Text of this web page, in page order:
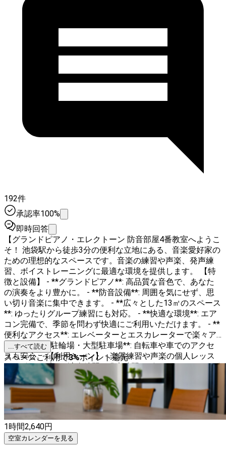
192件
承認率100%
即時回答
【グランドピアノ・エレクトーン 防音部屋4番教室へようこ
そ！ 池袋駅から徒歩3分の便利な立地にある、音楽愛好家の
ための理想的なスペースです。音楽の練習や声楽、発声練
習、ボイストレーニングに最適な環境を提供します。 【特
徴と設備】 - **グランドピアノ**: 高品質な音色で、あなた
の演奏をより豊かに。 - **防音設備**: 周囲を気にせず、思
い切り音楽に集中できます。 - **広々とした13㎡のスペース
**: ゆったりグループ練習にも対応。 - **快適な環境**: エア
コン完備で、季節を問わず快適にご利用いただけます。 - **
便利なアクセス**: エレベーターとエスカレーターで楽々ア
クセス。 - **駐輪場・大型駐車場**: 自転車や車でのアクセ
スも安心。 【利用シーン】 - 楽器練習や声楽の個人レッス
ン - グループでの演奏練習 - 発声練習やボイストレーニング
このスペースは、音楽を愛するすべての方にとって、理想的
な環境を提供します。ぜひ、あなたの音楽の旅をここで始め
てみませんか？音楽の世界に浸るひとときをお楽しみくださ
い！
...すべて読む
スペースご利用で3%ポイント還元
1時間2,640円
空室カレンダーを見る